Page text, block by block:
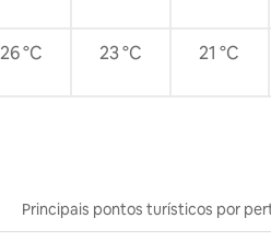
26 °C 23 °C 21 °C
Principais pontos turísticos por